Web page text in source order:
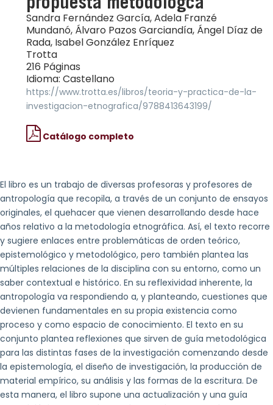
Sandra Fernández García, Adela Franzé
Mundanó, Álvaro Pazos Garciandía, Ángel Díaz de
Rada, Isabel González Enríquez
Trotta
216 Páginas
Idioma: Castellano
https://www.trotta.es/libros/teoria-y-practica-de-la-
investigacion-etnografica/9788413643199/
Catálogo completo
El libro es un trabajo de diversas profesoras y profesores de
antropología que recopila, a través de un conjunto de ensayos
originales, el quehacer que vienen desarrollando desde hace
años relativo a la metodología etnográfica. Así, el texto recorre
y sugiere enlaces entre problemáticas de orden teórico,
epistemológico y metodológico, pero también plantea las
múltiples relaciones de la disciplina con su entorno, como un
saber contextual e histórico. En su reflexividad inherente, la
antropología va respondiendo a, y planteando, cuestiones que
devienen fundamentales en su propia existencia como
proceso y como espacio de conocimiento. El texto en su
conjunto plantea reflexiones que sirven de guía metodológica
para las distintas fases de la investigación comenzando desde
la epistemología, el diseño de investigación, la producción de
material empírico, su análisis y las formas de la escritura. De
esta manera, el libro supone una actualización y una guía